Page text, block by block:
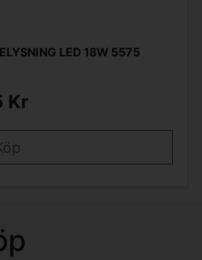
LED 18W 5575
Kr